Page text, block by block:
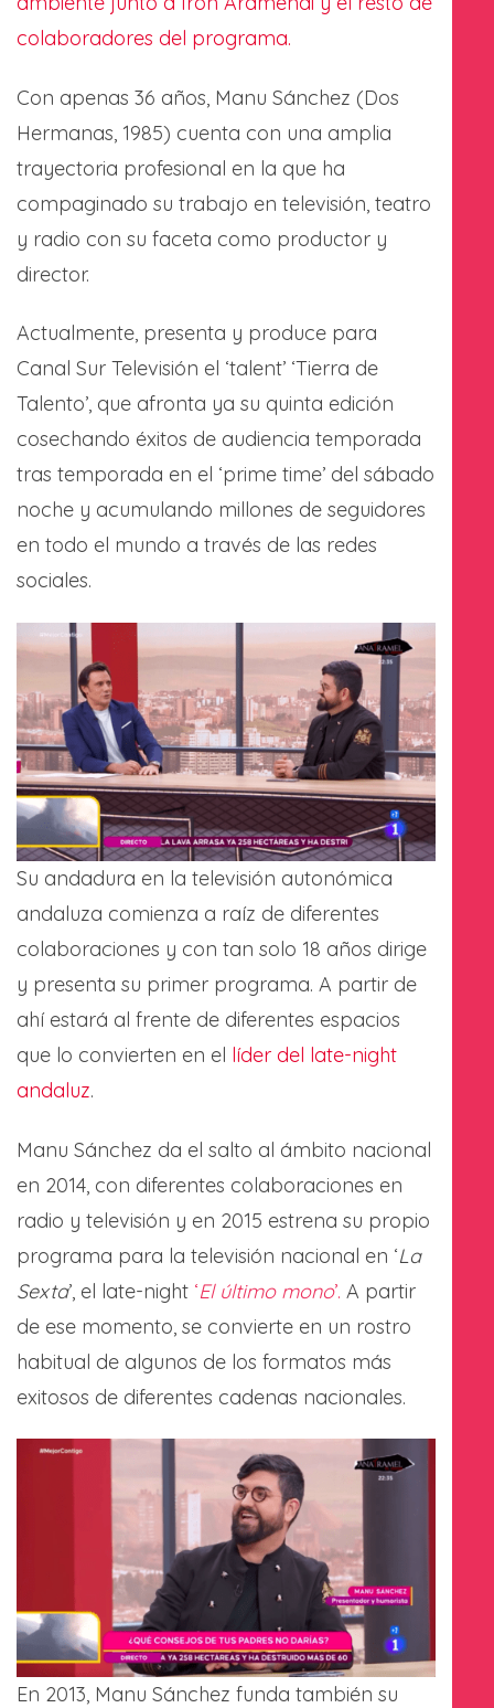
colaboradores del programa.
Con apenas 36 años, Manu Sánchez (Dos
Hermanas, 1985) cuenta con una amplia
trayectoria profesional en la que ha
compaginado su trabajo en televisión, teatro
y radio con su faceta como productor y
director.
Actualmente, presenta y produce para
Canal Sur Televisión el ‘talent’ ‘Tierra de
Talento’, que afronta ya su quinta edición
cosechando éxitos de audiencia temporada
tras temporada en el ‘prime time’ del sábado
noche y acumulando millones de seguidores
en todo el mundo a través de las redes
sociales.
Su andadura en la televisión autonómica
andaluza comienza a raíz de diferentes
colaboraciones y con tan solo 18 años dirige
y presenta su primer programa. A partir de
ahí estará al frente de diferentes espacios
que lo convierten en el líder del late-night
andaluz.
Manu Sánchez da el salto al ámbito nacional
en 2014, con diferentes colaboraciones en
radio y televisión y en 2015 estrena su propio
programa para la televisión nacional en ‘La
Sexta’, el late-night ‘El último mono’. A partir
de ese momento, se convierte en un rostro
habitual de algunos de los formatos más
exitosos de diferentes cadenas nacionales.
En 2013, Manu Sánchez funda también su